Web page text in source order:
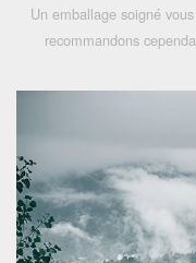
Un emballage soigné
recommandons